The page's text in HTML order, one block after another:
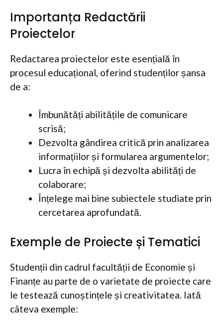
Importanța Redactării
Proiectelor
Redactarea proiectelor este esențială în
procesul educațional, oferind studenților șansa
de a:
Îmbunătăți abilitățile de comunicare
scrisă;
Dezvolta gândirea critică prin analizarea
informațiilor și formularea argumentelor;
Lucra în echipă și dezvolta abilități de
colaborare;
Înțelege mai bine subiectele studiate prin
cercetarea aprofundată.
Exemple de Proiecte și Tematici
Studenții din cadrul facultății de Economie și
Finanțe au parte de o varietate de proiecte care
le testează cunoștințele și creativitatea. Iată
câteva exemple: